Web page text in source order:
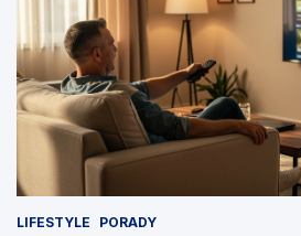
LIFESTYLE PORADY